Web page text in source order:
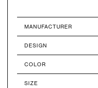
MANUFACTURER
DESIGN
COLOR
SIZE